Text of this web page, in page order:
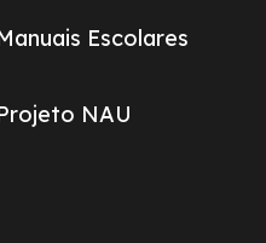
Escolares
NAU